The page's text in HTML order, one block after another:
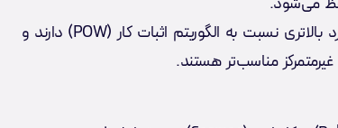
تاخیر کمتر و عملکرد بالاتری نسبت به الگوریتم اثبات کار (POW) دارند و
مناسب‌تر هستند.